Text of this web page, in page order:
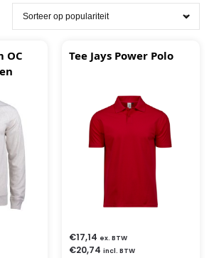
OC
Tee Jays Power Polo
€17,14 ex. BTW
€20,74 incl. BTW